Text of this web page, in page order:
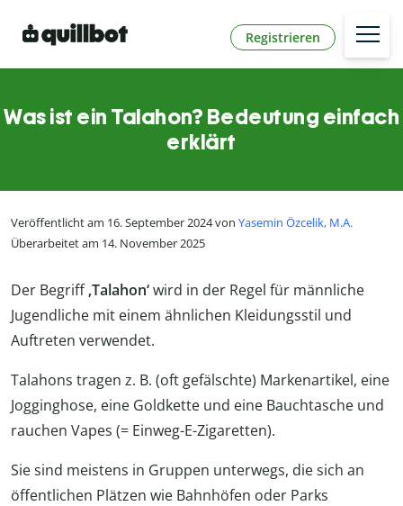
Registrieren
Was ist ein Talahon? Bedeutung einfach
erklärt
Veröffentlicht am 16. September 2024 von Yasemin Özcelik, M.A.
Überarbeitet am 14. November 2025
Der Begriff‚Talahon‘wird in der Regel für männliche
Jugendliche mit einem ähnlichen Kleidungsstil und
Auftreten verwendet.
Talahons tragen z. B. (oft gefälschte) Markenartikel, eine
Jogginghose, eine Goldkette und eine Bauchtasche und
rauchen Vapes (= Einweg-E-Zigaretten).
Sie sind meistens in Gruppen unterwegs, die sich an
öffentlichen Plätzen wie Bahnhöfen oder Parks